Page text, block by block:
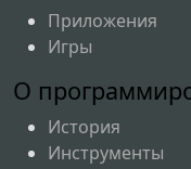
Приложения
Игры
О
История
Инструменты